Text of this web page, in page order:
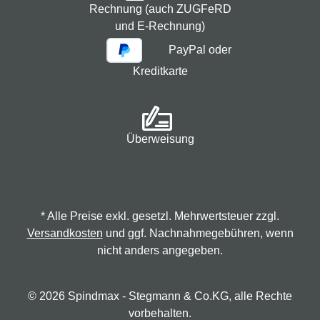
Rechnung (auch ZUGFeRD
und E-Rechnung)
PayPal oder
Kreditkarte
Überweisung
* Alle Preise exkl. gesetzl. Mehrwertsteuer zzgl.
Versandkosten und ggf. Nachnahmegebühren, wenn
nicht anders angegeben.
© 2026 Spindmax - Stegmann & Co.KG, alle Rechte
vorbehalten.